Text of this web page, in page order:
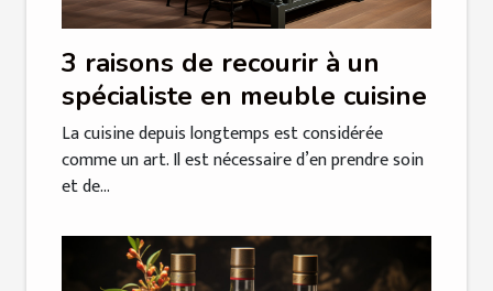
3 raisons de recourir à un
spécialiste en meuble cuisine
La cuisine depuis longtemps est considérée
comme un art. Il est nécessaire d’en prendre soin
et de...